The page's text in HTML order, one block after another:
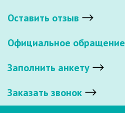
Оставить отзыв
Официальное обращение
Заполнить анкету
Заказать звонок